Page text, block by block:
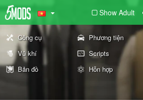
Show Adult
Công cụ Phương tiện
Vũ khí
Scripts
Bản đồ
Hỗn hợp